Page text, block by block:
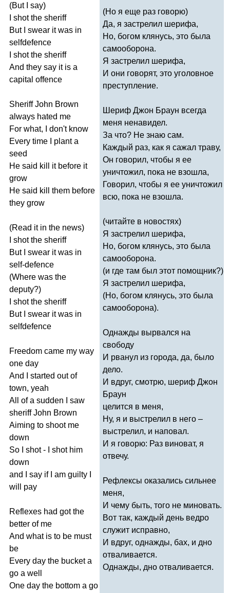
(But say)
shot the sheriff
But
swear it was in
selfdefence
shot the sheriff
And they say it is a
capital offence
Sheriff John Brown
always hated me
For what, don't know
Every time plant a
seed
He said kill it before it
grow
He said kill them before
they grow
(Read it in the news)
shot the sheriff
But
swear it was in
self-defence
(Where was the
deputy?)
shot the sheriff
But
swear it was in
selfdefence
Freedom came my way
one day
And
started out of
town, yeah
All
of a sudden
saw
sheriff John Brown
Aiming to shoot me
down
So
shot- shot him
down
and
say if am guilty
will
pay
Reflexes had got the
better of me
And what is to be must
be
Every day the bucket a
go a well
One day the bottom a go
(Но я еще раз говорю)
Да, я застрелил шерифа,
Но, богом клянусь, это была
самооборона.
Я застрелил шерифа,
И они говорят, это уголовное
преступление.
Шериф Джон Браун всегда
меня ненавидел.
За что? Не знаю сам.
Каждый раз, как я сажал траву,
Он говорил, чтобы я ее
уничтожил, пока не взошла,
Говорил, чтобы я ее уничтожил
всю, пока не взошла.
(читайте в новостях)
Я застрелил шерифа,
Но, богом клянусь, это была
самооборона.
(и где там был этот помощник?)
Я застрелил шерифа,
(Но, богом клянусь, это была
самооборона).
Однажды вырвался на
свободу
И рванул из города, да, было
дело.
И вдруг, смотрю, шериф Джон
Браун
целится в меня,
Ну, я и выстрелил в него –
выстрелил, и наповал.
И я говорю: Раз виноват, я
отвечу.
Рефлексы оказались сильнее
меня,
И чему быть, того не миновать.
Вот так, каждый день ведро
служит исправно,
И вдруг, однажды, бах, и дно
отваливается.
Однажды, дно отваливается.